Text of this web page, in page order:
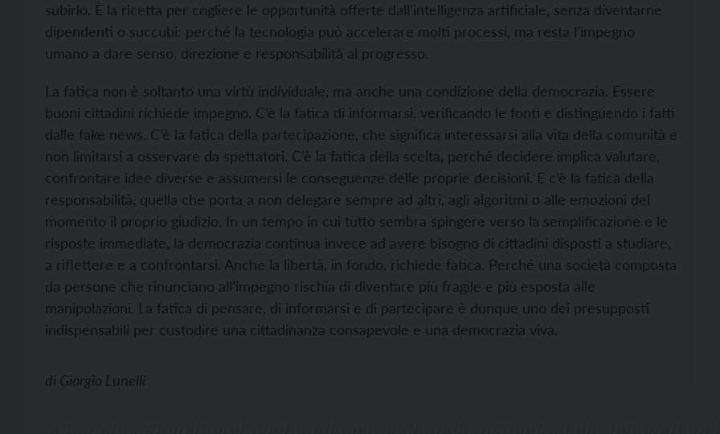
subirlo. È la ricetta per cogliere le opportunità offerte dall’intelligenza artificiale, senza diventarne
dipendenti o succubi: perché la tecnologia può accelerare molti processi, ma resta l’impegno
umano a dare senso, direzione e responsabilità al progresso.
La fatica non è soltanto una virtù individuale, ma anche una condizione della democrazia. Essere
buoni cittadini richiede impegno. C’è la fatica di informarsi, verificando le fonti e distinguendo i fatti
dalle fake news. C’è la fatica della partecipazione, che significa interessarsi alla vita della comunità e
non limitarsi a osservare da spettatori. C’è la fatica della scelta, perché decidere implica valutare,
confrontare idee diverse e assumersi le conseguenze delle proprie decisioni. E c’è la fatica della
responsabilità, quella che porta a non delegare sempre ad altri, agli algoritmi o alle emozioni del
momento il proprio giudizio. In un tempo in cui tutto sembra spingere verso la semplificazione e le
risposte immediate, la democrazia continua invece ad avere bisogno di cittadini disposti a studiare,
a riflettere e a confrontarsi. Anche la libertà, in fondo, richiede fatica. Perché una società composta
da persone che rinunciano all’impegno rischia di diventare più fragile e più esposta alle
manipolazioni. La fatica di pensare, di informarsi e di partecipare è dunque uno dei presupposti
indispensabili per custodire una cittadinanza consapevole e una democrazia viva.
di Giorgio Lunelli